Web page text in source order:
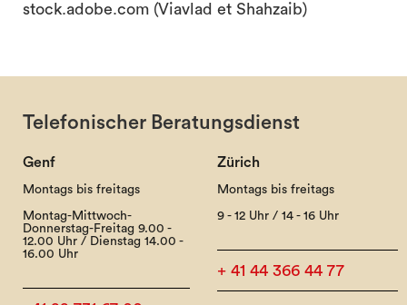
stock.adobe.com (Viavlad et Shahzaib)
Telefonischer Beratungsdienst
Genf
Montags bis freitags
Montag-Mittwoch-
Donnerstag-Freitag 9.00 -
12.00 Uhr / Dienstag 14.00 -
16.00 Uhr
Zürich
Montags bis freitags
9 - 12 Uhr / 14 - 16 Uhr
+ 41 44 366 44 77